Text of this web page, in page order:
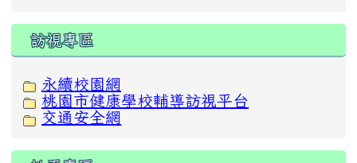
訪視專區
永續校園網
桃園市健康學校輔導訪視平台
交通安全網